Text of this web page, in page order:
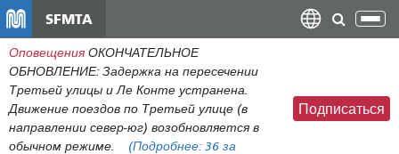
содержанию
SFMTA
Оповещения ОКОНЧАТЕЛЬНОЕ
ОБНОВЛЕНИЕ: Задержка на пересечении
Третьей улицы и Ле Конте устранена.
Движение поездов по Третьей улице (в
направлении север-юг) возобновляется в
обычном режиме.
(Подробнее: 36 за
Подписаться